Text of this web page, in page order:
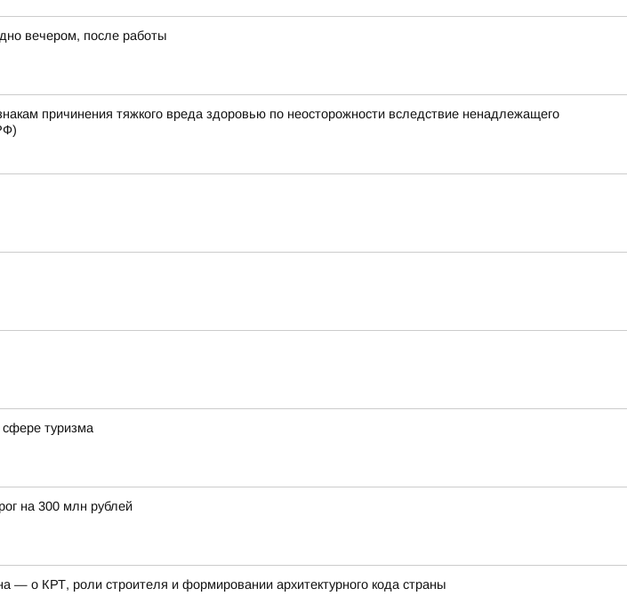
вечером, после работы
причинения тяжкого вреда здоровью по неосторожности вследствие ненадлежащего
туризма
на 300 млн рублей
о КРТ, роли строителя и формировании архитектурного кода страны